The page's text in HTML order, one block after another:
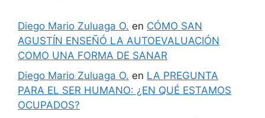
Diego Mario Zuluaga O. en CÓMO SAN
AGUSTÍN ENSEÑÓ LA AUTOEVALUACIÓN
COMO UNA FORMA DE SANAR
Diego Mario Zuluaga O. en LA PREGUNTA
PARA EL SER HUMANO: ¿EN QUÉ ESTAMOS
OCUPADOS?